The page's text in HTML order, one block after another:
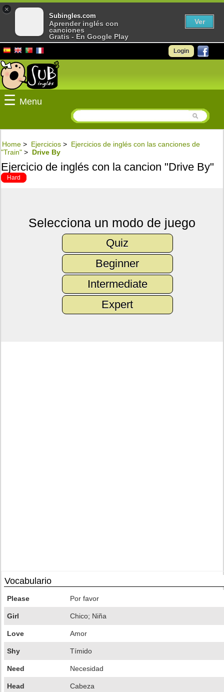
Login
☰ Menu
Home > Ejercicios > Ejercicios de inglés con las canciones de
"Train" > Drive By
Ejercicio de inglés con la cancion "Drive By"
Hard
Selecciona un modo de juego
Quiz
Beginner
Intermediate
Expert
Vocabulario
Please Por favor
Girl Chico; Niña
Love Amor
Shy Tímido
Need Necesidad
Head Cabeza
×
Subingles.com
Aprender inglés con
canciones
Gratis - En Google Play
Ver